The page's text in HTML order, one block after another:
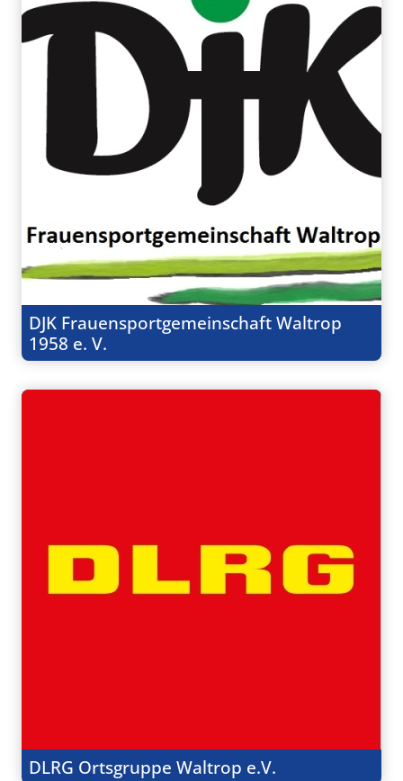
DJK Frauensportgemeinschaft Waltrop
1958 e. V.
DLRG Ortsgruppe Waltrop e.V.